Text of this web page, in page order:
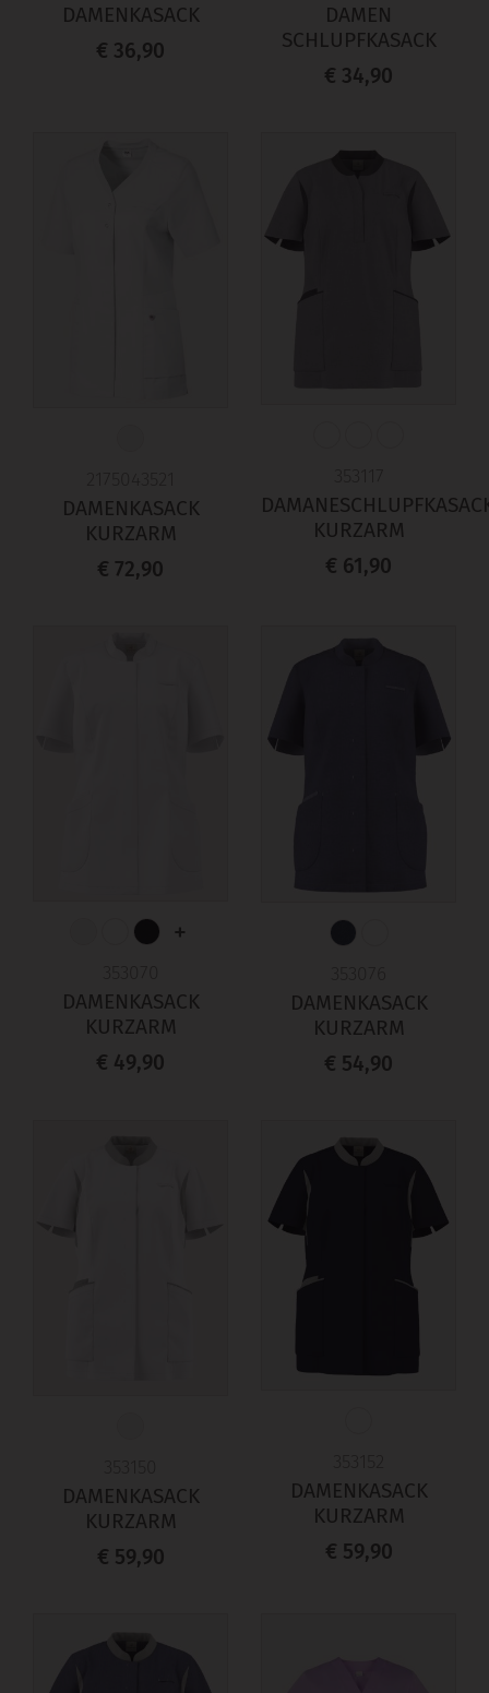
DAMENKASACK
€ 36,90
DAMEN
SCHLUPFKASACK
€ 34,90
DAMENKASACK
KURZARM
€ 72,90
KURZARM
€ 61,90
+
DAMENKASACK
KURZARM
€ 49,90
DAMENKASACK
KURZARM
€ 54,90
DAMENKASACK
KURZARM
€ 59,90
DAMENKASACK
KURZARM
€ 59,90